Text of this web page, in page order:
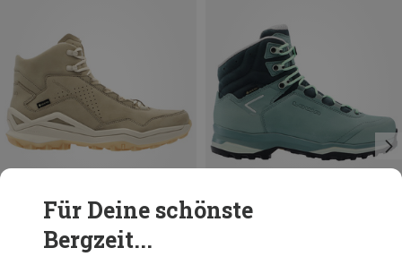
Du sparst 28%
Für Deine schönste
Bergzeit...